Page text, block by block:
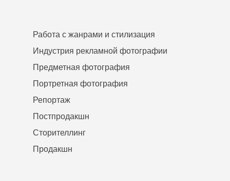
Индустрия рекламной фотографии
Работа с жанрами и стилизация
Предметная фотография
Портретная фотография
Репортаж
Постпродакшн
Сторителлинг
Продакшн